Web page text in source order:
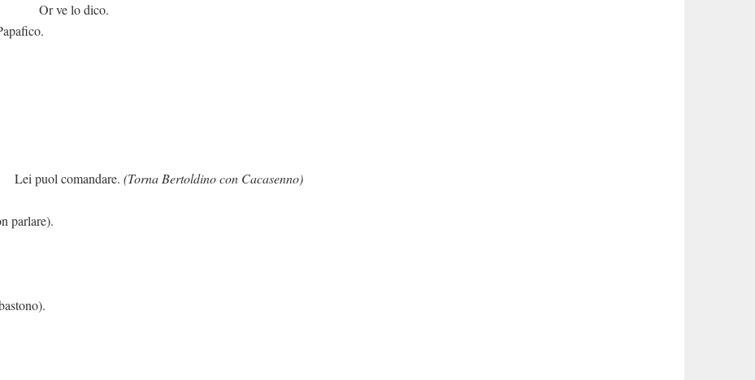
dico.
(Torna Bertoldino con Cacasenno)
parlare).